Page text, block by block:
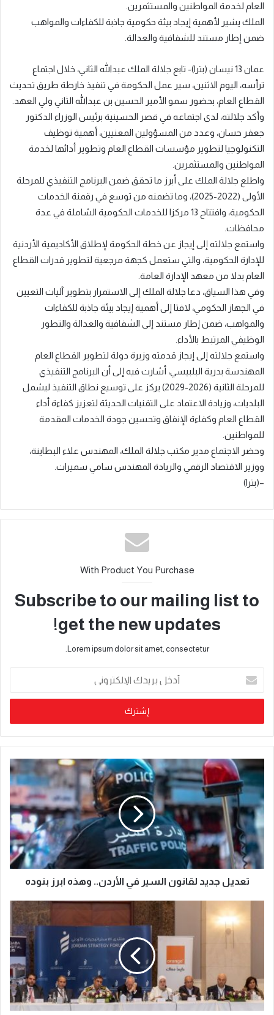
العام لخدمة المواطنين والمستثمرين.
الملك يشير لأهمية إيجاد بيئة حكومية جاذبة للكفاءات والمواهب
ضمن إطار مستند للشفافية والعدالة.
عمان 13 نيسان (بترا)- تابع جلالة الملك عبدالله الثاني، خلال اجتماع
ترأسه، اليوم الاثنين، سير عمل الحكومة في تنفيذ خارطة طريق تحديث
القطاع العام، بحضور سمو الأمير الحسين بن عبدالله الثاني ولي العهد.
وأكد جلالته، لدى اجتماعه في قصر الحسينية برئيس الوزراء الدكتور
جعفر حسان، وعدد من المسؤولين المعنيين، أهمية توظيف
التكنولوجيا لتطوير مؤسسات القطاع العام وتطوير أدائها لخدمة
المواطنين والمستثمرين.
واطلع جلالة الملك على أبرز ما تحقق ضمن البرنامج التنفيذي للمرحلة
الأولى (2022-2025)، وما تضمنه من توسع في رقمنة الخدمات
الحكومية، وافتتاح 13 مركزا للخدمات الحكومية الشاملة في عدة
محافظات.
واستمع جلالته إلى إيجاز عن خطة الحكومة لإطلاق الأكاديمية الأردنية
للإدارة الحكومية، والتي ستعمل كجهة مرجعية لتطوير قدرات القطاع
العام بدلا من معهد الإدارة العامة.
وفي هذا السياق، دعا جلالة الملك إلى الاستمرار بتطوير آليات التعيين
في الجهاز الحكومي، لافتا إلى أهمية إيجاد بيئة جاذبة للكفاءات
والمواهب، ضمن إطار مستند إلى الشفافية والعدالة والتطور
الوظيفي المرتبط بالأداء.
واستمع جلالته إلى إيجاز قدمته وزيرة دولة لتطوير القطاع العام
المهندسة بدرية البلبيسي، أشارت فيه إلى أن البرنامج التنفيذي
للمرحلة الثانية (2026-2029) يركز على توسيع نطاق التنفيذ ليشمل
البلديات، وزيادة الاعتماد على التقنيات الحديثة لتعزيز كفاءة أداء
القطاع العام وكفاءة الإنفاق وتحسين جودة الخدمات المقدمة
للمواطنين.
وحضر الاجتماع مدير مكتب جلالة الملك، المهندس علاء البطاينة،
ووزير الاقتصاد الرقمي والريادة المهندس سامي سميرات.
–(بترا)
With Product You Purchase
Subscribe to our mailing list to
get the new updates!
Lorem ipsum dolor sit amet, consectetur.
تعديل جديد لقانون السير في الأردن.. وهذه ابرز بنوده